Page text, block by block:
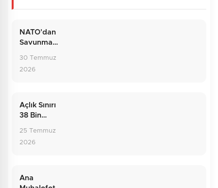
NATO'dan
Savunma
Dış Politika
30 Temmuz
2026
Açlık Sınırı
38 Bin
Rakamların
25 Temmuz
2026
Ana